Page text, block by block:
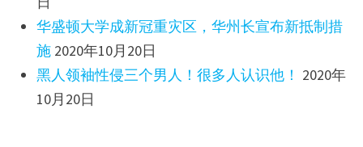
华盛顿大学成新冠重灾区，华州长宣布新抵制措
施 2020年10月20日
黑人领袖性侵三个男人！很多人认识他！ 2020年
10月20日